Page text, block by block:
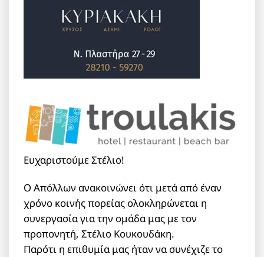
Ευχαριστούμε Στέλιο!
Ο Απόλλων ανακοινώνει ότι μετά από έναν
χρόνο κοινής πορείας ολοκληρώνεται η
συνεργασία για την ομάδα μας με τον
προπονητή, Στέλιο Κουκουδάκη.
Παρότι η επιθυμία μας ήταν να συνέχιζε το